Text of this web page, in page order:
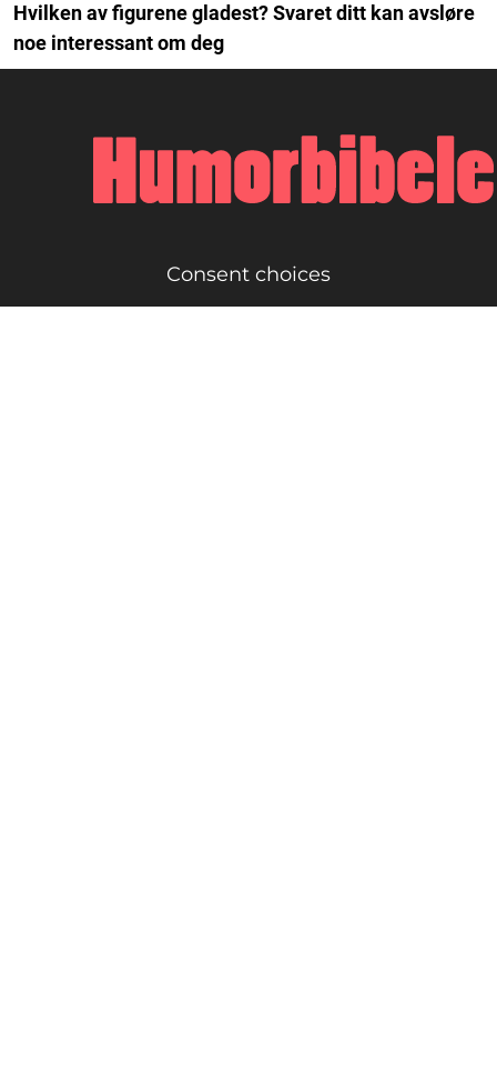
Hvilken av figurene gladest? Svaret ditt kan avsløre
noe interessant om deg
Consent choices